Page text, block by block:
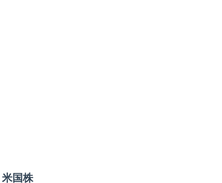
米国株